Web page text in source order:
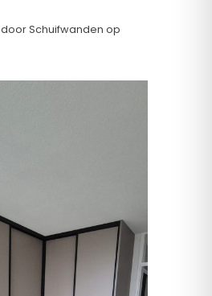
door Schuifwanden op